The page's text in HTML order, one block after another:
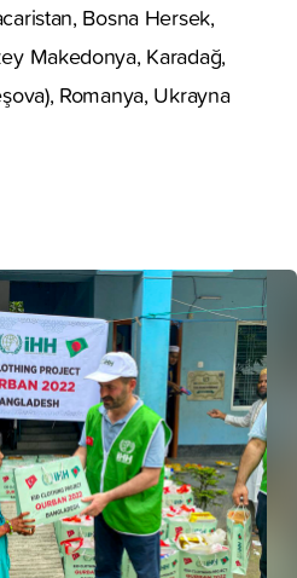
Bosna Hersek,
Makedonya, Karadağ,
Romanya, Ukrayna